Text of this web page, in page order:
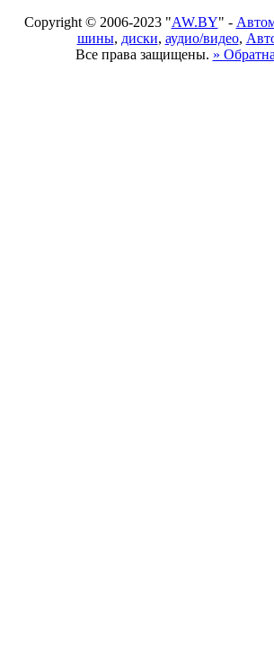
Copyright © 2006-2023 "AW.BY" -
шины, диски, аудио/видео,
Все права защищены. »